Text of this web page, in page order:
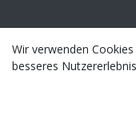
Wir verwenden
besseres